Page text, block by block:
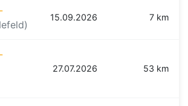
15.09.2026 7 km
27.07.2026 53 km